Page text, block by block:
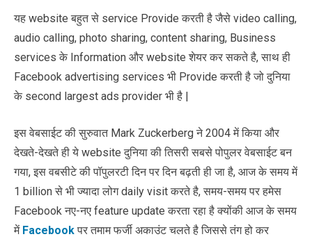
यह website बहुत से service Provide करती है जैसे video calling,
audio calling, photo sharing, content sharing, Business
services के Information और website शेयर कर सकते है, साथ ही
Facebook advertising services भी Provide करती है जो दुनिया
के second largest ads provider भी है |
इस वेबसाईट की सुरुवात Mark Zuckerberg ने 2004 में किया और
देखते-देखते ही ये website दुनिया की तिसरी सबसे पोपुलर वेबसाईट बन
गया, इस वबसीटे की पॉपुलरटी दिन पर दिन बढ़ती ही जा है, आज के समय में
1 billion से भी ज्यादा लोग daily visit करते है, समय-समय पर हमेस
Facebook नए-नए feature update करता रहा है क्योंकी आज के समय
में Facebookपर तमाम फर्जी अकाउंट चलते है जिससे तंग हो कर